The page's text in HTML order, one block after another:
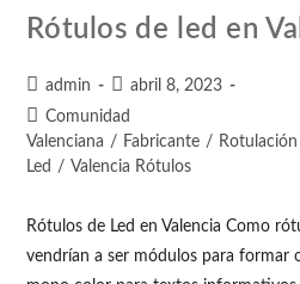
Rótulos de led en
admin
abril 8, 2023
Comunidad
Valenciana / Fabricante / Rotulación
Led / Valencia Rótulos
Rótulos de Led en Valencia Como
vendrían a ser módulos para formar